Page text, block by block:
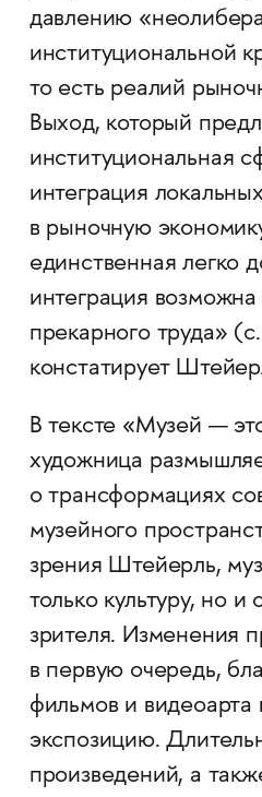
давлению
институциональной
то есть реалий
Выход, который
институциональная
интеграция
в рыночную
единственная легко
интеграция
прекарного труда»
констатирует
В тексте «Музей —
художница
о трансформациях
музейного
зрения Штейерль,
только культуру, но и
зрителя. Изменения
в первую очередь,
фильмов и видеоарта
экспозицию.
произведений, а